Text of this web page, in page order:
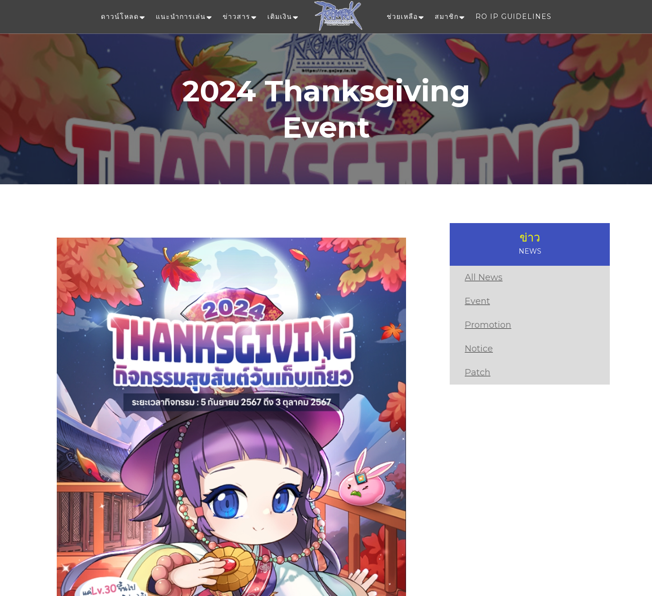
ดาวน์โหลด แนะนำการเล่น ข่าวสาร เติมเงิน
Ragnarok Online
ช่วยเหลือ สมาชิก RO IP GUIDELINES
2024 Thanksgiving
Event
ข่าว
NEWS
All News
Event
Promotion
Notice
Patch